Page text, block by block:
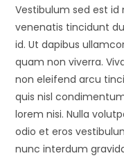
Vestibulum sed est id
venenatis tincidunt
id. Ut dapibus
quam non viverra.
non eleifend arcu
quis nisl
lorem nisi. Nulla
odio et eros
nunc interdum